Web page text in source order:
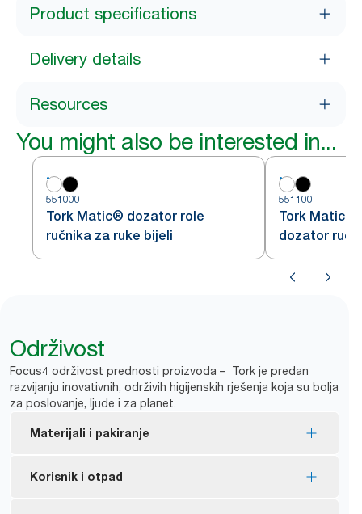
Product specifications
Delivery details
Resources
You might also be interested in...
551000
Tork Matic® dozator role
ručnika za ruke bijeli
551100
Tork Matic®
dozator
bijeli H1
Održivost
Focus4 održivost prednosti proizvoda – Tork je predan
razvijanju inovativnih, održivih higijenskih rješenja koja su bolja
za poslovanje, ljude i za planet.
Materijali i pakiranje
EU eko-naljepnicom certificirana ponovna punjenja
Korisnik i otpad